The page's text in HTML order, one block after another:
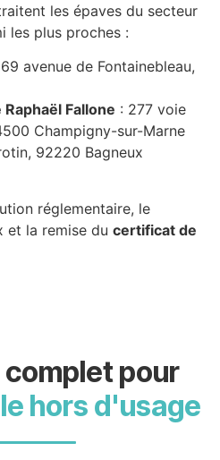
les épaves du secteur
les plus proches :
avenue de Fontainebleau,
Fallone : 277 voie
Champigny-sur-Marne
92220 Bagneux
réglementaire, le
et la remise du certificat de
pour
hors d'usage